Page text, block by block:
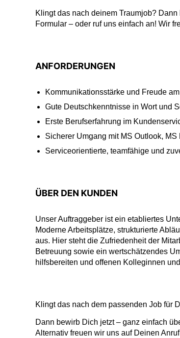
Klingt das nach deinem Traumjob?
Formular – oder ruf uns einfach an! Wir
ANFORDERUNGEN
Kommunikationsstärke und Freude
Gute Deutschkenntnisse in Wort und
Erste Berufserfahrung im
Sicherer Umgang mit MS Outlook, MS
Serviceorientierte, teamfähige und
ÜBER DEN KUNDEN
Unser Auftraggeber ist ein etabliertes
Moderne Arbeitsplätze, strukturierte
aus. Hier steht die Zufriedenheit der
Betreuung sowie ein wertschätzendes
hilfsbereiten und offenen Kolleginnen
Klingt das nach dem passenden Job für
Dann bewirb Dich jetzt – ganz einfach
Alternativ freuen wir uns auf Deinen